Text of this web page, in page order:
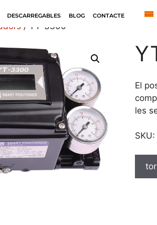
DESCARREGABLES BLOG CONTACTE
/ YT-3300
El
les
SKU: